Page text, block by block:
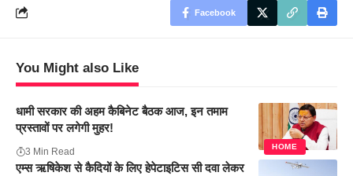
Facebook
You Might also Like
HOME
धामी सरकार की अहम कैबिनेट बैठक आज, इन तमाम
प्रस्तावों पर लगेगी मुहर!
3 Min Read
एम्स ऋषिकेश से कैदियों के लिए हेपेटाइटिस सी दवा लेकर